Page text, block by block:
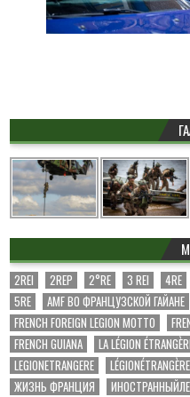
2REI 2REP 2°RE 3 REI 4RE
5RE
AMF ВО ФРАНЦУЗСКОЙ ГАЙАНЕ
FRENCH FOREIGN LEGION MOTTO
FRENCH GUIANA
LA LÉGION
LEGIONETRANGERE
LÉGIONÉTRANGÈRE
ЖИЗНЬ ФРАНЦИЯ